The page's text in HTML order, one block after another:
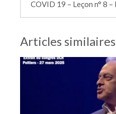
Articles similaires